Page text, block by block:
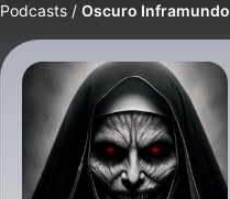
Podcasts Oscuro Inframundo